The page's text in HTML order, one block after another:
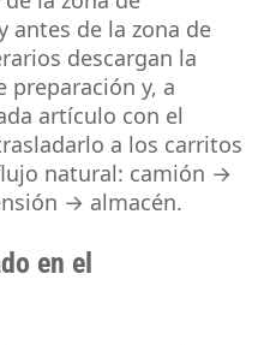
antes de la zona de
descargan la
preparación y, a
artículo con el
a los carritos
natural: camión →
→ almacén.
en el